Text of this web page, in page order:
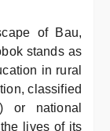
of Bau,
stands as
in rural
classified
or national
lives of its